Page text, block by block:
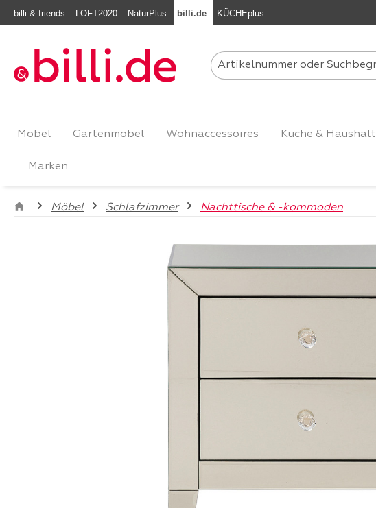
Hauptinhalt springen
Zur Suche springen
Zur Hauptnavigation springen
billi & friends LOFT2020 NaturPlus billi.de KÜCHEplus
Möbel Gartenmöbel Wohnaccessoires Küche & Haushalt
Marken
Möbel Schlafzimmer
Nachttische & -kommoden